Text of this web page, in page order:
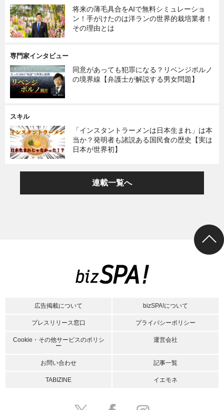
将来の薄毛具合をAIで無料シミュレーショ
ン！手がけたのは洋ランの世界的栽培業者！
その理由とは
専門家インタビュー
同意があっても犯罪になる？リベンジポルノ
の境界線【弁護士が解説する男女問題】
スキル
「インスタントラーメンは日本生まれ」は本
当か？発明者も諸説ある国民食の歴史【実は
日本が世界初】
連載一覧へ
広告掲載について bizSPA!について
プレスリリース窓口 プライバシーポリシー
Cookie・その他サービスのポリシ
ー
運営会社
お問い合わせ 記事一覧
TABIZINE イエモネ